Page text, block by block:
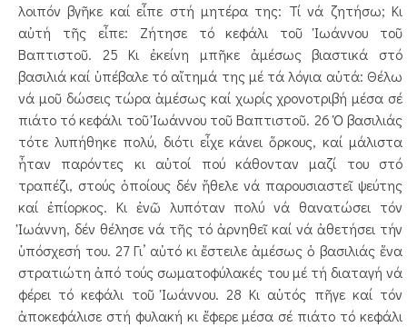
λοιπόν βγῆκε καί εἶπε στή μητέρα της: Τί νά ζητήσω; Κι
αὐτή τῆς εἶπε: Ζήτησε τό κεφάλι τοῦ Ἰωάννου τοῦ
Βαπτιστοῦ. 25 Κι ἐκείνη μπῆκε ἀμέσως βιαστικά στό
βασιλιά καί ὑπέβαλε τό αἴτημά της μέ τά λόγια αὐτά: Θέλω
νά μοῦ δώσεις τώρα ἀμέσως καί χωρίς χρονοτριβή μέσα σέ
πιάτο τό κεφάλι τοῦ Ἰωάννου τοῦ Βαπτιστοῦ. 26 Ὁ βασιλιάς
τότε λυπήθηκε πολύ, διότι εἶχε κάνει ὅρ­κους, καί μάλιστα
ἦταν παρόντες κι αὐτοί πού κάθο­ν­ταν μαζί του στό
τραπέζι, στούς ὁποίους δέν ἤθελε νά παρουσιαστεῖ ψεύτης
καί ἐπίορκος. Κι ἐνῶ λυ­πό­ταν πολύ νά θανατώσει τόν
Ἰωάννη, δέν θέλη­σε νά τῆς τό ἀρνηθεῖ καί νά ἀθετήσει τήν
ὑπόσχεσή του. 27 Γι’ αὐτό κι ἔστειλε ἀμέσως ὁ βασιλιάς ἕνα
στρατιώτη ἀπό τούς σωματοφύλακές του μέ τή διαταγή νά
φέρει τό κεφάλι τοῦ Ἰωάννου. 28 Κι αὐτός πῆγε καί τόν
ἀποκεφάλισε στή φυλακή κι ἔφερε μέσα σέ πιάτο τό κεφάλι